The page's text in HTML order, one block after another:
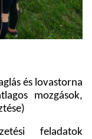
és lovastorna
mozgások,
feladatok